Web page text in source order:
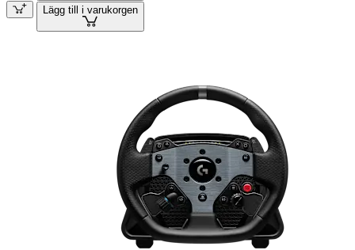
Lägg till i varukorgen